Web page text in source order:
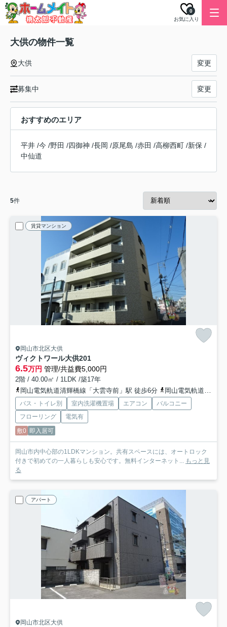
お気に入り
0
大供の物件一覧
大供 変更
募集中 変更
おすすめのエリア
平井 /今 /野田 /四御神 /長岡 /原尾島 /赤田 /高柳西町 /新保 /
中仙道
5件
賃貸マンション
岡山市北区大供
ヴィクトワール大供201
6.5万円 管理/共益費5,000円
2階 / 40.00㎡ / 1LDK /築17年
岡山電気軌道清輝橋線「大雲寺前」駅 徒歩6分
岡山電気軌道清輝橋線「東中央町」駅 徒歩6分
バス・トイレ別 室内洗濯機置場 エアコン
バルコニー
フローリング
電気有
敷0 即入居可
岡山市内中心部の1LDKマンション。共有スペースには、オートロック
付きで初めての一人暮らしも安心です。無料インターネット... もっと見
る
アパート
岡山市北区大供